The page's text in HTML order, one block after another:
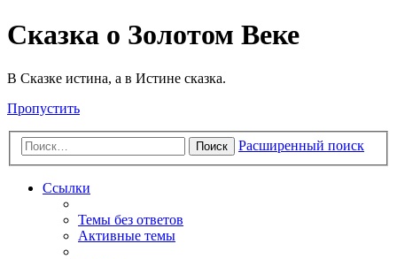
Сказка о Золотом Веке
В Сказке истина, а в Истине сказка.
Пропустить
Поиск Расширенный поиск
Ссылки
Темы без ответов
Активные темы